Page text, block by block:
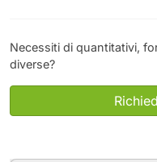
Necessiti di quantitativi,
diverse?